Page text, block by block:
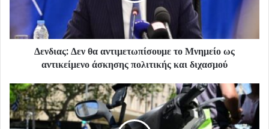
Δενδιας: Δεν θα αντιμετωπίσουμε το Μνημείο ως
αντικείμενο άσκησης πολιτικής και διχασμού